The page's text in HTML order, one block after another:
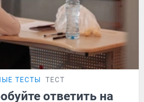
ТЕСТЫ ТЕСТ
ответить на